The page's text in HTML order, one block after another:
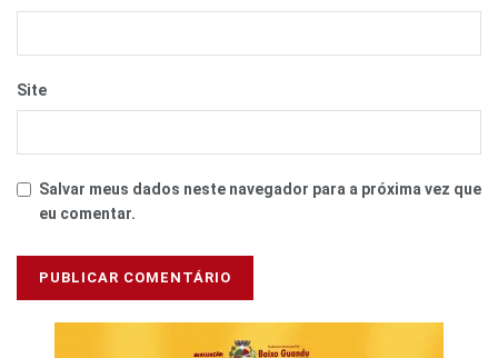
Site
Salvar meus dados neste navegador para a próxima vez que
eu comentar.